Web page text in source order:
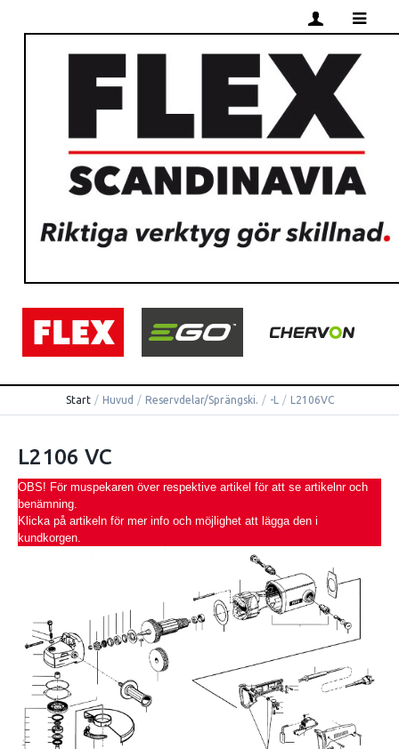
Start / Huvud / Reservdelar/Sprängski. / -L / L2106VC
L2106 VC
OBS! För muspekaren över respektive artikel för att se artikelnr och
benämning.
Klicka på artikeln för mer info och möjlighet att lägga den i
kundkorgen.